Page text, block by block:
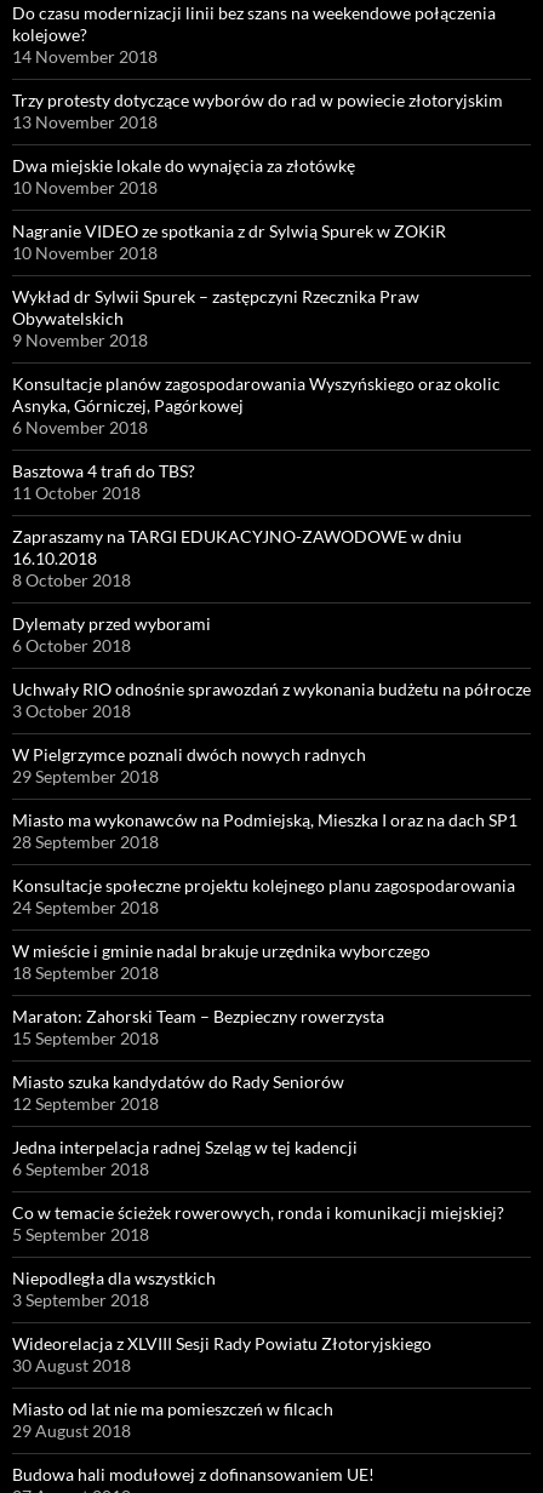
Do czasu modernizacji linii bez szans na weekendowe połączenia
kolejowe?
14 November 2018
Trzy protesty dotyczące wyborów do rad w powiecie złotoryjskim
13 November 2018
Dwa miejskie lokale do wynajęcia za złotówkę
10 November 2018
Nagranie VIDEO ze spotkania z dr Sylwią Spurek w ZOKiR
10 November 2018
Wykład dr Sylwii Spurek – zastępczyni Rzecznika Praw
Obywatelskich
9 November 2018
Konsultacje planów zagospodarowania Wyszyńskiego oraz okolic
Asnyka, Górniczej, Pagórkowej
6 November 2018
Basztowa 4 trafi do TBS?
11 October 2018
Zapraszamy na TARGI EDUKACYJNO-ZAWODOWE w dniu
16.10.2018
8 October 2018
Dylematy przed wyborami
6 October 2018
Uchwały RIO odnośnie sprawozdań z wykonania budżetu na półrocze
3 October 2018
W Pielgrzymce poznali dwóch nowych radnych
29 September 2018
Miasto ma wykonawców na Podmiejską, Mieszka I oraz na dach SP1
28 September 2018
Konsultacje społeczne projektu kolejnego planu zagospodarowania
24 September 2018
W mieście i gminie nadal brakuje urzędnika wyborczego
18 September 2018
Maraton: Zahorski Team – Bezpieczny rowerzysta
15 September 2018
Miasto szuka kandydatów do Rady Seniorów
12 September 2018
Jedna interpelacja radnej Szeląg w tej kadencji
6 September 2018
Co w temacie ścieżek rowerowych, ronda i komunikacji miejskiej?
5 September 2018
Niepodległa dla wszystkich
3 September 2018
Wideorelacja z XLVIII Sesji Rady Powiatu Złotoryjskiego
30 August 2018
Miasto od lat nie ma pomieszczeń w filcach
29 August 2018
Budowa hali modułowej z dofinansowaniem UE!